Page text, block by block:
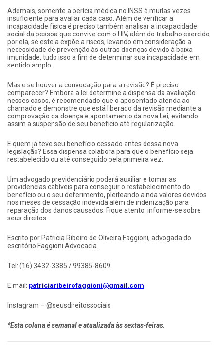
Ademais, somente a perícia médica no INSS é muitas vezes
insuficiente para avaliar cada caso. Além de verificar a
incapacidade física é preciso também analisar a incapacidade
social da pessoa que convive com o HIV, além do trabalho exercido
por ela, se este a expõe a riscos, levando em consideração a
necessidade de prevenção às outras doenças devido à baixa
imunidade, tudo isso a fim de determinar sua incapacidade em
sentido amplo.
Mas e se houver a convocação para a revisão? É preciso
comparecer? Embora a lei determine a dispensa da avaliação
nesses casos, é recomendado que o aposentado atenda ao
chamado e demonstre que está liberado da revisão mediante a
comprovação da doença e apontamento da nova Lei, evitando
assim a suspensão de seu benefício até regularização.
E quem já teve seu benefício cessado antes dessa nova
legislação? Essa dispensa colabora para que o benefício seja
restabelecido ou até conseguido pela primeira vez.
Um advogado previdenciário poderá auxiliar e tomar as
providencias cabíveis para conseguir o restabelecimento do
benefício ou o seu deferimento, pleiteando ainda valores devidos
nos meses de cessação indevida além de indenização para
reparação dos danos causados. Fique atento, informe-se sobre
seus direitos.
Escrito por Patricia Ribeiro de Oliveira Faggioni, advogada do
escritório Faggioni Advocacia.
Tel: (16) 3432-3385 / 99385-8609
E.mail: patriciaribeirofaggioni@gmail.com
Instagram – @seusdireitossociais​
*Esta coluna é semanal e atualizada às sextas-feiras.